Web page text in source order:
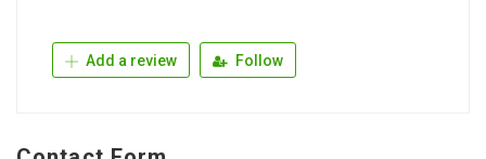
Add a review Follow